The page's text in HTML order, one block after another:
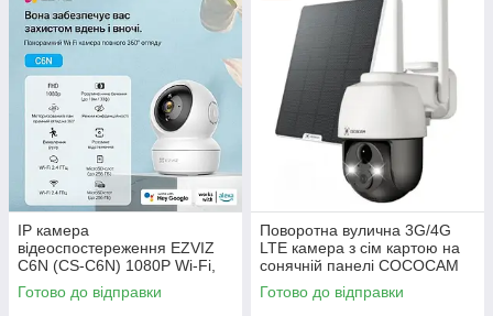
IP камера
відеоспостереження EZVIZ
C6N (CS-C6N) 1080P Wi-Fi,
поворотна, нічне бачення
Готово до відправки
Поворотна вулична 3G/4G
LTE камера з сім картою на
сонячній панелі COCOCAM
Zy-G5
Готово до відправки